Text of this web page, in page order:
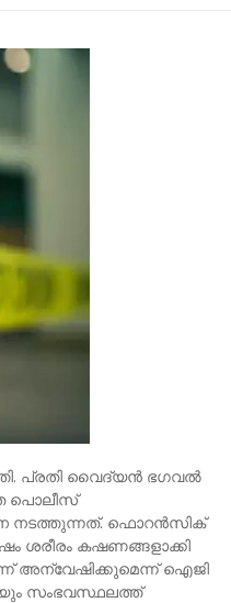
പ്രതി വൈദ്യൻ ഭഗവൽ
പൊലീസ്
നടത്തുന്നത്. ഫൊറൻസിക്
ശരീരം കഷണങ്ങളാക്കി
അന്വേഷിക്കുമെന്ന് ഐജി
സംഭവസ്ഥലത്ത്